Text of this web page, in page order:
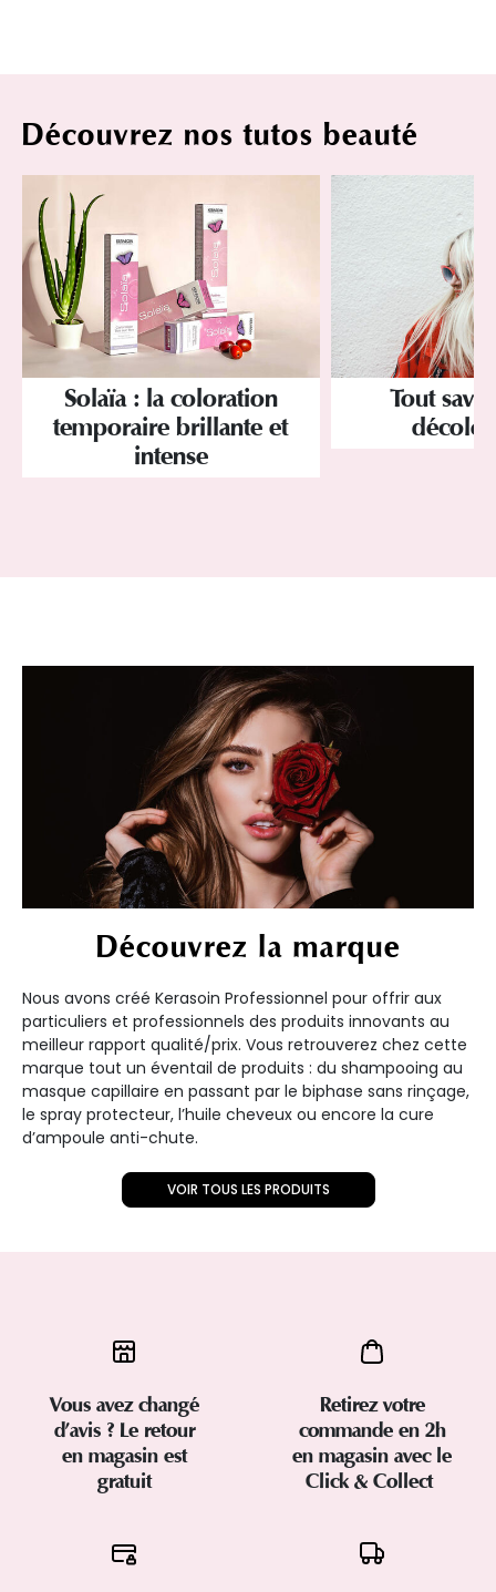
Découvrez nos tutos beauté
Solaïa : la coloration
temporaire brillante et
intense
Tout
Découvrez la marque
Nous avons créé Kerasoin Professionnel pour offrir aux
particuliers et professionnels des produits innovants au
meilleur rapport qualité/prix. Vous retrouverez chez cette
marque tout un éventail de produits : du shampooing au
masque capillaire en passant par le biphase sans rinçage,
le spray protecteur, l’huile cheveux ou encore la cure
d’ampoule anti-chute.
VOIR TOUS LES PRODUITS
Vous avez changé
d’avis ? Le retour
en magasin est
gratuit
Retirez votre
commande en 2h
en magasin avec le
Click & Collect